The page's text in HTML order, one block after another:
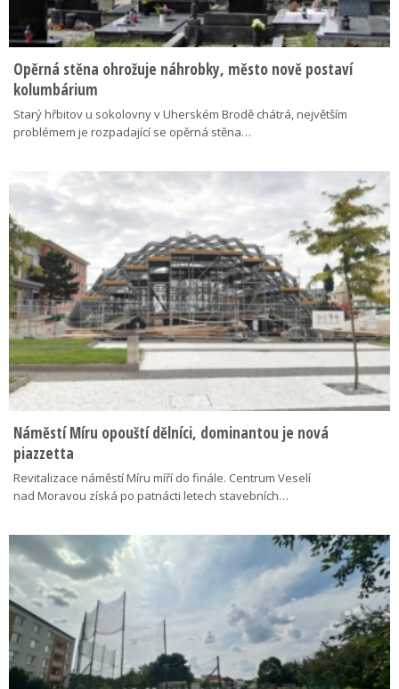
Opěrná stěna ohrožuje náhrobky, město nově postaví
kolumbárium
Starý hřbitov u sokolovny v Uherském Brodě chátrá, největším
problémem je rozpadající se opěrná stěna…
Náměstí Míru opouští dělníci, dominantou je nová
piazzetta
Revitalizace náměstí Míru míří do finále. Centrum Veselí
nad Moravou získá po patnácti letech stavebních…